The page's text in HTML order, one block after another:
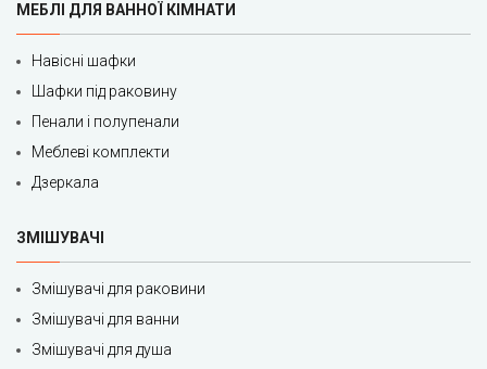
МЕБЛІ ДЛЯ ВАННОЇ КІМНАТИ
Навісні шафки
Шафки під раковину
Пенали і полупенали
Меблеві комплекти
Дзеркала
ЗМІШУВАЧІ
Змішувачі для раковини
Змішувачі для ванни
Змішувачі для душа